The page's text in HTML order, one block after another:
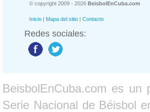
© copyright 2009 - 2026 BeisbolEnCuba.com
Inicio | Mapa del sitio | Contacto
Redes sociales:
BeisbolEnCuba.com es un
Serie Nacional de Béisbol